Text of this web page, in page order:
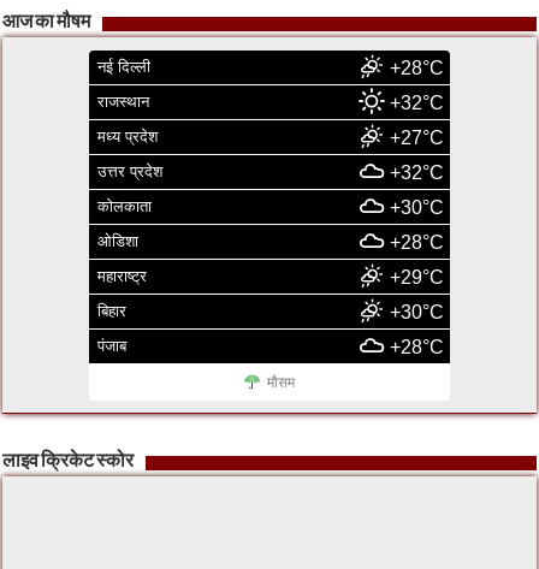
आज का मौषम
नई दिल्ली +28°C
राजस्थान +32°C
मध्य प्रदेश +27°C
उत्तर प्रदेश +32°C
कोलकाता +30°C
ओडिशा +28°C
महाराष्ट्र +29°C
बिहार +30°C
पंजाब +28°C
मौसम
लाइव क्रिकेट स्कोर